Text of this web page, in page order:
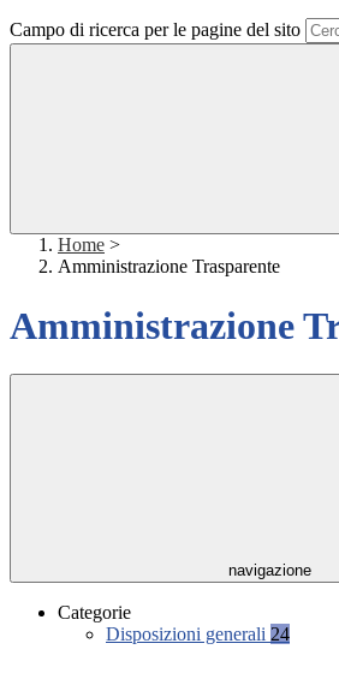
Campo di ricerca per le pagine del sito
Home >
Amministrazione Trasparente
Amministrazione
navigazione
Categorie
Disposizioni generali 24